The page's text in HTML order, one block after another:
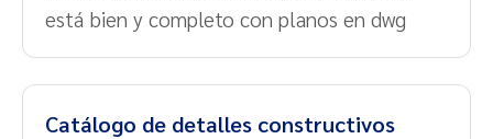
está bien y completo con planos en dwg
Catálogo de detalles constructivos